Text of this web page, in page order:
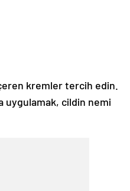
kremler tercih edin.
uygulamak, cildin nemi